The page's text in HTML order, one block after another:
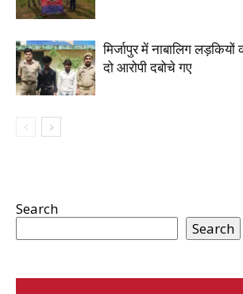
मिर्जापुर में नाबालिग
दो आरोपी दबोचे गए
Search
Search